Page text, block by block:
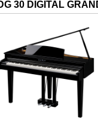
30 DIGITAL